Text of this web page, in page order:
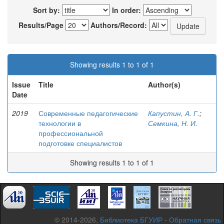
Sort by:
In order:
Results/Page
Authors/Record:
Showing results 1 to 1 of 1
Issue
Date
Title Author(s)
2019
Современные педагогические
технологии в
профессиональной
подготовке специалистов
Капустин, А. Г.;
Семкина, Н. И.
Showing results 1 to 1 of 1
© 2014-2026, Библиотека БГУИР - Обратная связь